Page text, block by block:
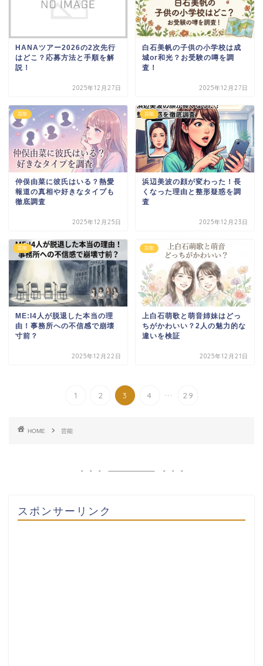
HANAツアー2026の2次先行
はどこ？応募方法と手順を解
説！
2025年12月27日
白石美帆の子供の小学校は成
城or和光？お受験の噂を調
査！
2025年12月27日
芸能
仲俣由菜に彼氏はいる？熱愛
報道の真相や好きなタイプも
徹底調査
2025年12月25日
芸能
浜辺美波の顔が変わった！長
くなった理由と整形疑惑を調
査
2025年12月23日
芸能
ME:I4人が脱退した本当の理
由！事務所への不信感で崩壊
寸前？
2025年12月22日
芸能
上白石萌歌と萌音姉妹はどっ
ちがかわいい？2人の魅力的な
違いを検証
2025年12月21日
1 2 3 4 ... 29
HOME 芸能
スポンサーリンク